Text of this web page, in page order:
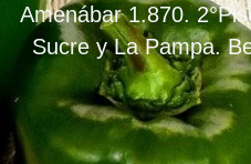
Amenábar 1.870.
Sucre y La Pampa.